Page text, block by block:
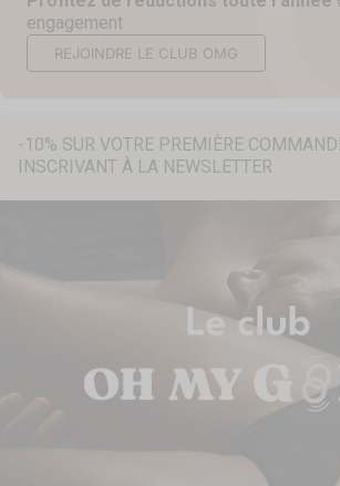
engagement
REJOINDRE LE CLUB OMG
-10% SUR VOTRE PREMIÈRE
INSCRIVANT À LA NEWSLETTER